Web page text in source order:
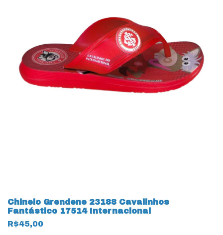
Chinelo Grendene 23188 Cavalinhos
Fantástico 17514 Internacional
R$45,00